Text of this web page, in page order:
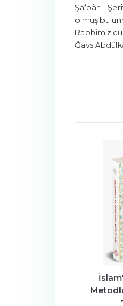
Şa‘bân-ı
olmuş
Rabbimiz
Ğavs
Şifai
Özel
Ahmet